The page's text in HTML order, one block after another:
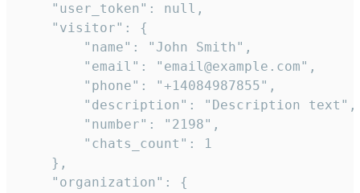
    "user_token": null,
    "visitor": {
        "name": "John Smith",
        "email": "email@example.com",
        "phone": "+14084987855",
        "description": "Description text",
        "number": "2198",
        "chats_count": 1
    },
    "organization": {